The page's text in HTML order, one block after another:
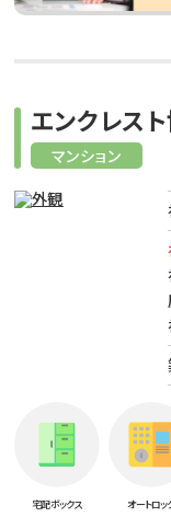
マンション
エンクレス
宅配ボックス オートロッ